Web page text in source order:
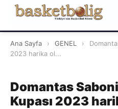
Ana Sayfa › GENEL ›
2023 harika ol...
Domantas
Kupası 2023